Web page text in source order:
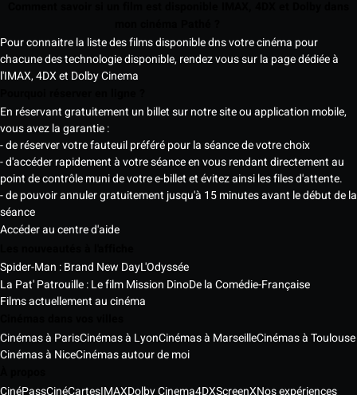
Pour connaitre la liste des films disponible dns votre cinéma pour
chacune des technologie disponible, rendez vous sur la page dédiée à
l'IMAX, 4DX et Dolby Cinema
En réservant gratuitement un billet sur notre site ou application mobile,
vous avez la garantie :
- de réserver votre fauteuil préféré pour la séance de votre choix
- d'accéder rapidement à votre séance en vous rendant directement au
point de contrôle muni de votre e-billet et évitez ainsi les files d'attente.
- de pouvoir annuler gratuitement jusqu'à 15 minutes avant le début de la
séance
Accéder au centre d'aide
Spider-Man : Brand New DayL'Odyssée
La Pat' Patrouille : Le film Mission DinoDe la Comédie-Française
Films actuellement au cinéma
Cinémas à ParisCinémas à LyonCinémas à MarseilleCinémas à Toulouse
Cinémas à NiceCinémas autour de moi
CinéPassCinéCartesIMAXDolby Cinema4DXScreenXNos expériences